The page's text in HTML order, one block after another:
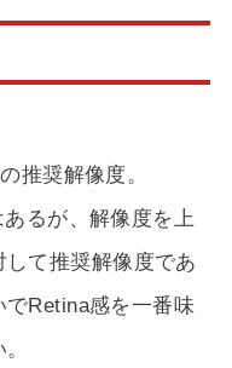
推奨解像度。
るが、解像度を上
て推奨解像度であ
Retina感を一番味